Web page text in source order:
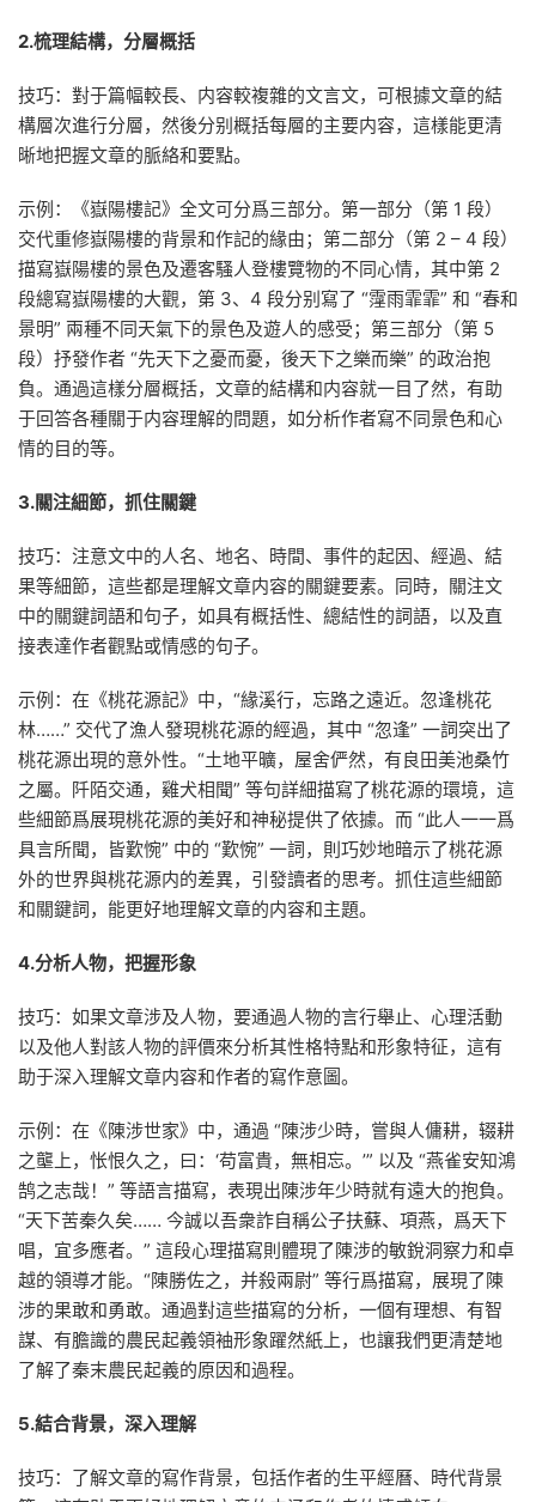
2.梳理結構，分層概括
技巧：對于篇幅較長、内容較複雜的文言文，可根據文章的結
構層次進行分層，然後分别概括每層的主要内容，這樣能更清
晰地把握文章的脈絡和要點。
示例：《嶽陽樓記》全文可分爲三部分。第一部分（第 1 段）
交代重修嶽陽樓的背景和作記的緣由；第二部分（第 2 – 4 段）
描寫嶽陽樓的景色及遷客騷人登樓覽物的不同心情，其中第 2
段總寫嶽陽樓的大觀，第 3、4 段分别寫了 “霪雨霏霏” 和 “春和
景明” 兩種不同天氣下的景色及遊人的感受；第三部分（第 5
段）抒發作者 “先天下之憂而憂，後天下之樂而樂” 的政治抱
負。通過這樣分層概括，文章的結構和内容就一目了然，有助
于回答各種關于内容理解的問題，如分析作者寫不同景色和心
情的目的等。
3.關注細節，抓住關鍵
技巧：注意文中的人名、地名、時間、事件的起因、經過、結
果等細節，這些都是理解文章内容的關鍵要素。同時，關注文
中的關鍵詞語和句子，如具有概括性、總結性的詞語，以及直
接表達作者觀點或情感的句子。
示例：在《桃花源記》中，“緣溪行，忘路之遠近。忽逢桃花
林……” 交代了漁人發現桃花源的經過，其中 “忽逢” 一詞突出了
桃花源出現的意外性。“土地平曠，屋舍俨然，有良田美池桑竹
之屬。阡陌交通，雞犬相聞” 等句詳細描寫了桃花源的環境，這
些細節爲展現桃花源的美好和神秘提供了依據。而 “此人一一爲
具言所聞，皆歎惋” 中的 “歎惋” 一詞，則巧妙地暗示了桃花源
外的世界與桃花源内的差異，引發讀者的思考。抓住這些細節
和關鍵詞，能更好地理解文章的内容和主題。
4.分析人物，把握形象
技巧：如果文章涉及人物，要通過人物的言行舉止、心理活動
以及他人對該人物的評價來分析其性格特點和形象特征，這有
助于深入理解文章内容和作者的寫作意圖。
示例：在《陳涉世家》中，通過 “陳涉少時，嘗與人傭耕，辍耕
之壟上，怅恨久之，曰：‘苟富貴，無相忘。’” 以及 “燕雀安知鴻
鹄之志哉！” 等語言描寫，表現出陳涉年少時就有遠大的抱負。
“天下苦秦久矣…… 今誠以吾衆詐自稱公子扶蘇、項燕，爲天下
唱，宜多應者。” 這段心理描寫則體現了陳涉的敏銳洞察力和卓
越的領導才能。“陳勝佐之，并殺兩尉” 等行爲描寫，展現了陳
涉的果敢和勇敢。通過對這些描寫的分析，一個有理想、有智
謀、有膽識的農民起義領袖形象躍然紙上，也讓我們更清楚地
了解了秦末農民起義的原因和過程。
5.結合背景，深入理解
技巧：了解文章的寫作背景，包括作者的生平經曆、時代背景